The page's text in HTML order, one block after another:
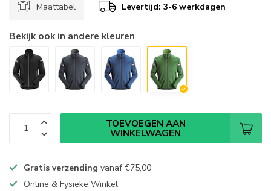
Maattabel Levertijd: 3-6 werkdagen
Bekijk ook in andere kleuren
TOEVOEGEN AAN
WINKELWAGEN
Gratis verzending vanaf€75,00
Online & Fysieke Winkel